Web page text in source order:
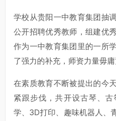
学校从贵阳一中教育集团抽
公开招聘优秀教师，组建优
作为一中教育集团里的一所
了强力的补充，师资力量毋庸
在素质教育不断被提出的今
紧跟步伐，共开设古琴、
学、3D打印、趣味机器人、